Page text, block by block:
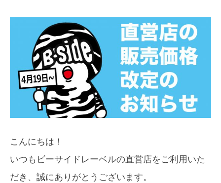
こんにちは！
いつもビーサイドレーベルの直営店をご利用いた
だき、誠にありがとうございます。